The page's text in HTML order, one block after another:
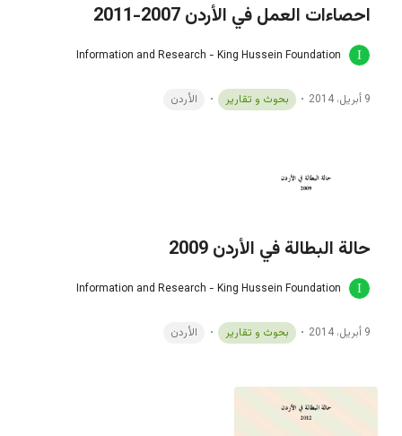
احصاءات العمل في الأردن 2007-2011
Information and Research - King Hussein Foundation
9 أبريل، 2014 بحوث و تقارير الأردن
حالة البطالة في الأردن 2009
Information and Research - King Hussein Foundation
9 أبريل، 2014 بحوث و تقارير الأردن